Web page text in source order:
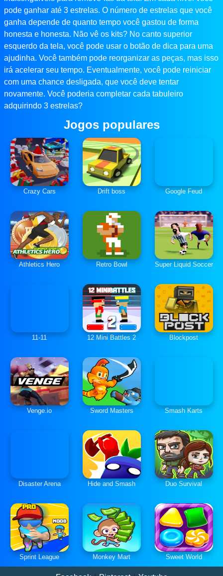
pode ganhar até 3 estrelas. O número de estrelas que você
ganha depende de quanto tempo você gastou de forma
honesta e honesta. Não vê os kits? No canto superior
esquerdo da tela, você pode usar o botão de dica para uma
ajudinha. Você também pode reorganizar as peças, mas isso
irá acelerar seu tempo. Eventualmente, você pode reiniciar
com uma chance desligada, que você deve tentar
novamente. Você poderia completar cada tabuleiro
adquirindo 3 estrelas?
Jogos populares
Crazy Cars Drift boss Google Feud
Athletics Hero Retro Bowl Super Liquid Soccer
11-11 12 Mini Battles 2 Blockpost
Venge.io Sword Masters Smash Karts
Disaster Arena Hide and Smash Duo Survival
Sprint League Monkey Mart Sweet World